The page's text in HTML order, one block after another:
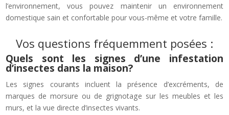
l’environnement, vous pouvez maintenir un environnement
domestique sain et confortable pour vous-même et votre famille.
Vos questions fréquemment posées :
Quels sont les signes d’une infestation
d’insectes dans la maison?
Les signes courants incluent la présence d’excréments, de
marques de morsure ou de grignotage sur les meubles et les
murs, et la vue directe d’insectes vivants.